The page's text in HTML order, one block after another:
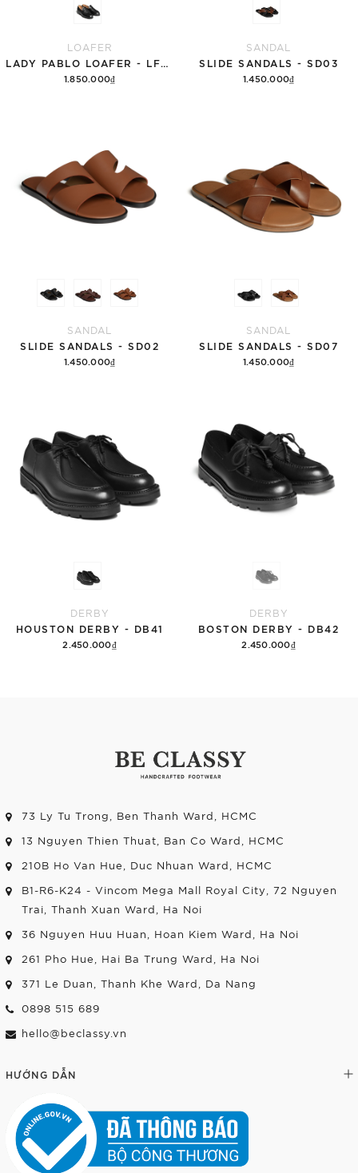
LOAFER
1.850.000₫
SANDAL
SLIDE SANDALS - SD03
1.450.000₫
SANDAL
SLIDE SANDALS - SD02
1.450.000₫
SANDAL
SLIDE SANDALS - SD07
1.450.000₫
DERBY
HOUSTON DERBY - DB41
2.450.000₫
DERBY
BOSTON DERBY - DB42
2.450.000₫
73 Ly Tu Trong, Ben Thanh Ward, HCMC
13 Nguyen Thien Thuat, Ban Co Ward, HCMC
210B Ho Van Hue, Duc Nhuan Ward, HCMC
B1-R6-K24 - Vincom Mega Mall Royal City, 72 Nguyen
Trai, Thanh Xuan Ward, Ha Noi
36 Nguyen Huu Huan, Hoan Kiem Ward, Ha Noi
261 Pho Hue, Hai Ba Trung Ward, Ha Noi
371 Le Duan, Thanh Khe Ward, Da Nang
0898 515 689
hello@beclassy.vn
HƯỚNG DẪN